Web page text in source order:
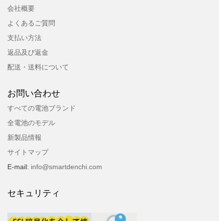
会社概要
よくあるご質問
支払い方法
返品及び返金
配送・送料について
お問い合わせ
すべての電池ブランド
全電池のモデル
新製品情報
サイトマップ
E-mail: info@smartdenchi.com
セキュリティ